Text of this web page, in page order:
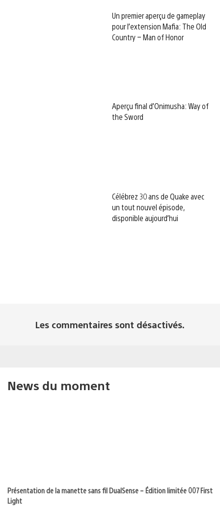
Un premier aperçu de gameplay
pour l’extension Mafia: The Old
Country – Man of Honor
Aperçu final d’Onimusha: Way of
the Sword
Célébrez 30 ans de Quake avec
un tout nouvel épisode,
disponible aujourd’hui
Les commentaires sont désactivés.
News du moment
Présentation de la manette sans fil DualSense – Édition limitée 007 First
Light